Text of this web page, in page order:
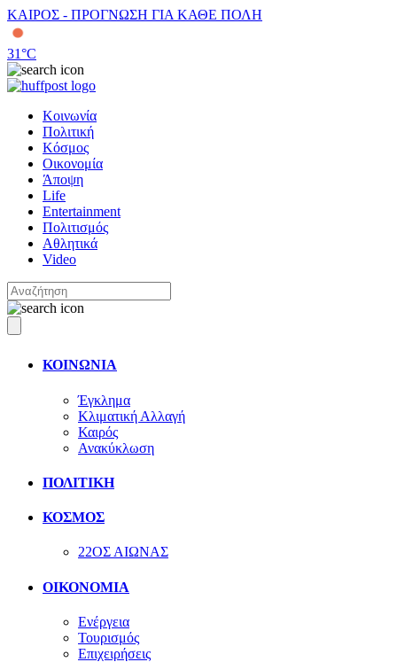
ΚΑΙΡΟΣ - ΠΡΟΓΝΩΣΗ ΓΙΑ ΚΑΘΕ ΠΟΛΗ
31°C
Κοινωνία
Πολιτική
Κόσμος
Οικονομία
Άποψη
Life
Entertainment
Πολιτισμός
Αθλητικά
Video
ΚΟΙΝΩΝΙΑ
Έγκλημα
Κλιματική Αλλαγή
Καιρός
Ανακύκλωση
ΠΟΛΙΤΙΚΗ
ΚΟΣΜΟΣ
22ΟΣ ΑΙΩΝΑΣ
ΟΙΚΟΝΟΜΙΑ
Ενέργεια
Τουρισμός
Επιχειρήσεις